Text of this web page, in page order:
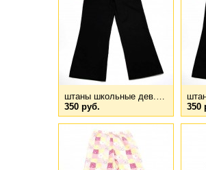
штаны школьные дев.…
350 руб.
350